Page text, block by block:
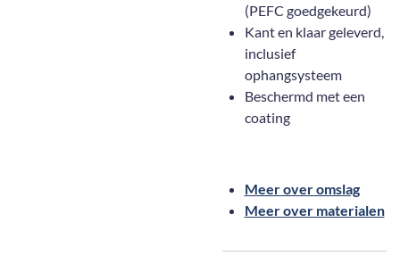
(PEFC goedgekeurd)
Kant en klaar geleverd,
inclusief
ophangsysteem
Beschermd met een
coating
Meer over omslag
Meer over materialen